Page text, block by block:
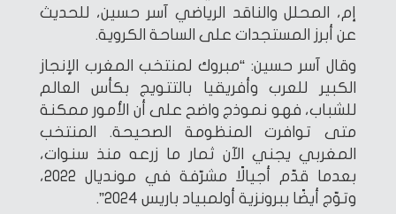
إم، المحلل والناقد الرياضي آسر حسين، للحديث
عن أبرز المستجدات على الساحة الكروية.
وقال آسر حسين: “مبروك لمنتخب المغرب الإنجاز
الكبير للعرب وأفريقيا بالتتويج بكأس العالم
للشباب، فهو نموذج واضح على أن الأمور ممكنة
متى توافرت المنظومة الصحيحة. المنتخب
المغربي يجني الآن ثمار ما زرعه منذ سنوات،
بعدما قدّم أجيالًا مشرّفة في مونديال 2022،
وتوّج أيضًا ببرونزية أولمبياد باريس 2024”.